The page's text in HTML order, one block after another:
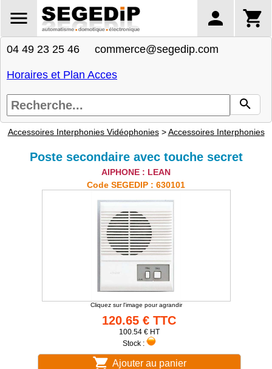
04 49 23 25 46 commerce@segedip.com
Horaires et Plan Acces
Accessoires Interphonies Vidéophonies>Accessoires Interphonies
Poste secondaire avec touche secret
AIPHONE : LEAN
Code SEGEDIP : 630101
Cliquez sur l'image pour agrandir
120.65 € TTC
100.54 € HT
Stock :
Ajouter au panier